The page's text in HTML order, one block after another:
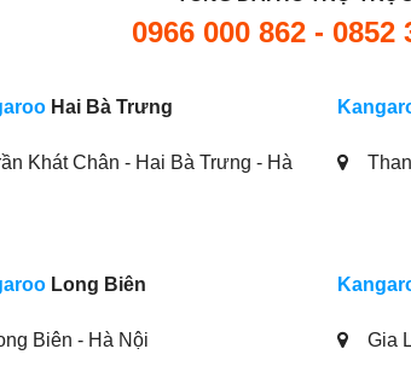
0966 000 862 - 0852
Hai Bà Trưng
Khát Chân - Hai Bà Trưng - Hà
Long Biên
Biên - Hà Nội Gia